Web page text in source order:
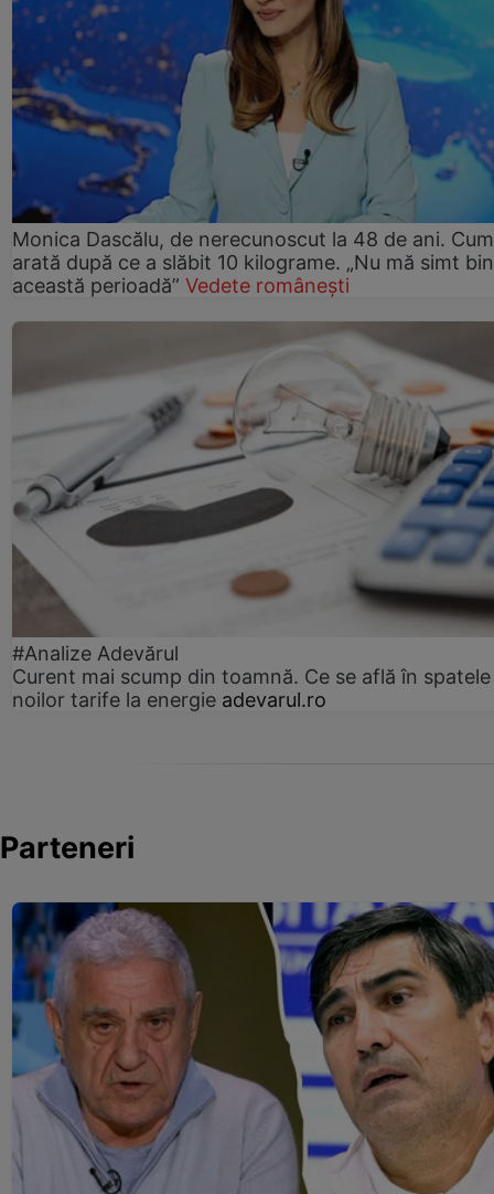
Monica Dascălu, de nerecunoscut la 48 de ani. Cum
arată după ce a slăbit 10 kilograme. „Nu mă simt
această perioadă” Vedete românești
#Analize Adevărul
Curent mai scump din toamnă. Ce se află în spatele
noilor tarife la energie adevarul.ro
Parteneri